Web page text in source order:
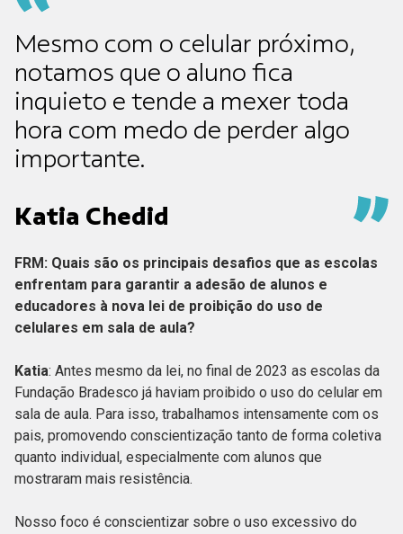
Mesmo com o celular próximo,
notamos que o aluno fica
inquieto e tende a mexer toda
hora com medo de perder algo
importante.
Katia Chedid
FRM: Quais são os principais desafios que as escolas
enfrentam para garantir a adesão de alunos e
educadores à nova lei de proibição do uso de
celulares em sala de aula?
Katia: Antes mesmo da lei, no final de 2023 as escolas da
Fundação Bradesco já haviam proibido o uso do celular em
sala de aula. Para isso, trabalhamos intensamente com os
pais, promovendo conscientização tanto de forma coletiva
quanto individual, especialmente com alunos que
mostraram mais resistência.
Nosso foco é conscientizar sobre o uso excessivo do